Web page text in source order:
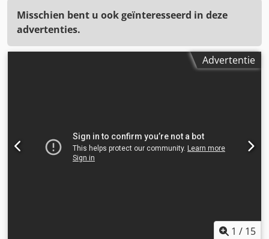
Misschien bent u ook geïnteresseerd in deze
advertenties.
Advertentie
1 / 15